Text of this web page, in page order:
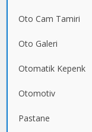
Oto Cam Tamiri
Oto Galeri
Otomatik Kepenk
Otomotiv
Pastane